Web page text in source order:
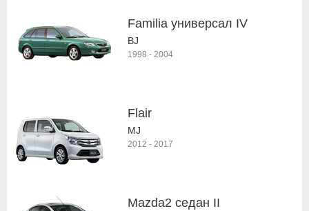
Familia универсал IV
BJ
1998 - 2004
Flair
MJ
2012 - 2017
Mazda2 седан II